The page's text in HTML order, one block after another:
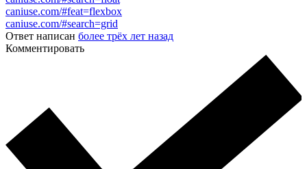
caniuse.com/#feat=flexbox
caniuse.com/#search=grid
Ответ написан более трёх лет назад
Комментировать